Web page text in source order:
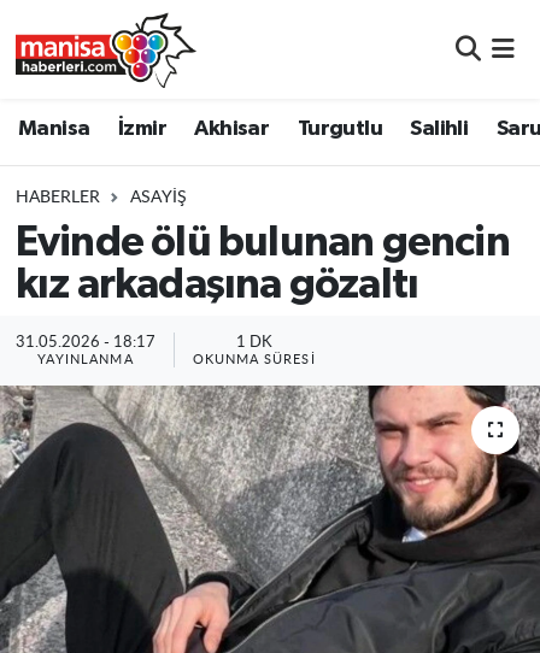
Manisa İzmir Akhisar Turgutlu Salihli
HABERLER ASAYIŞ
Evinde ölü bulunan gencin
kız arkadaşına gözaltı
31.05.2026 - 18:17
YAYINLANMA
1 DK
OKUNMA SÜRESI
Turgutlu
Salihli
Saruhanlı
Soma
Resmi İlanlar
Manisa Nöbetçi Eczaneler
Manisa Trafik Yoğunluk Haritası
Süper Lig Puan Durumu ve Fikstür
Tüm Manşetler
Son Dakika Haberleri
Haber Arşivi